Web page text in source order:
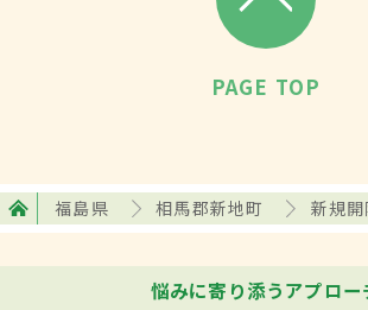
PAGE TOP
福島県 相馬郡新地町 新規開
悩みに寄り添うアプロー